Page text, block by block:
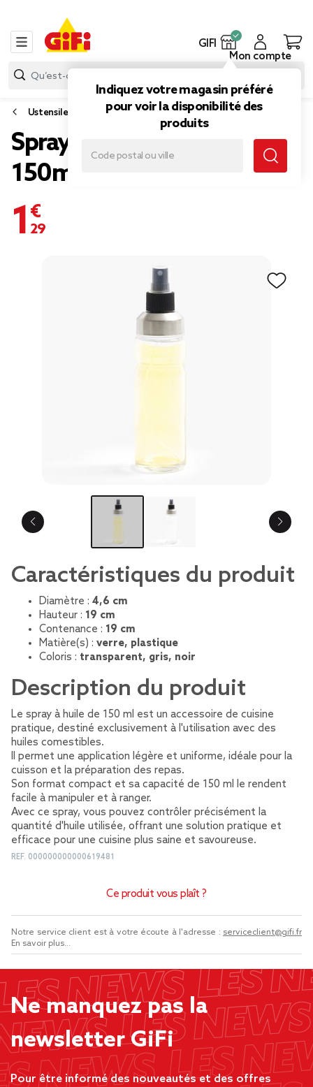
GIFI
Indiquez votre magasin préféré
pour voir la disponibilité des
produits
Mon compte
Ustensile cuisine
Spray à huile de cuisine
150ml verre et plastique
1,29 €
Caractéristiques du produit
Diamètre : 4,6 cm
Hauteur : 19 cm
Contenance : 19 cm
Matière(s) : verre, plastique
Coloris : transparent, gris, noir
Description du produit
Le spray à huile de 150 ml est un accessoire de cuisine
pratique, destiné exclusivement à l'utilisation avec des
huiles comestibles.
Il permet une application légère et uniforme, idéale pour la
cuisson et la préparation des repas.
Son format compact et sa capacité de 150 ml le rendent
facile à manipuler et à ranger.
Avec ce spray, vous pouvez contrôler précisément la
quantité d'huile utilisée, offrant une solution pratique et
efficace pour une cuisine plus saine et savoureuse.
REF. 000000000000619481
Ce produit vous plaît ?
Notre service client est à votre écoute à l'adresse : serviceclient@gifi.fr
En savoir plus...
Ne manquez pas la
newsletter GiFi
Pour être informé des nouveautés et des offres